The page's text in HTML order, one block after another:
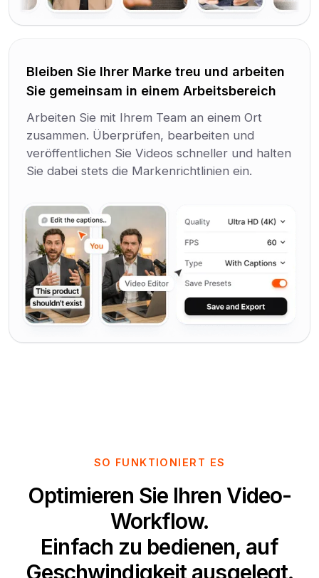
Bleiben Sie Ihrer Marke treu und arbeiten
Sie gemeinsam in einem Arbeitsbereich
Arbeiten Sie mit Ihrem Team an einem Ort
zusammen. Überprüfen, bearbeiten und
veröffentlichen Sie Videos schneller und halten
Sie dabei stets die Markenrichtlinien ein.
SO FUNKTIONIERT ES
Optimieren Sie Ihren Video-
Workflow.
Einfach zu bedienen, auf
Geschwindigkeit ausgelegt.